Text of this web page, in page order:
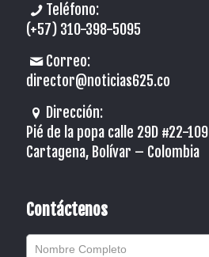
Teléfono:
(+57) 310-398-5095
Correo:
director@noticias625.co
Dirección:
Pié de la popa calle 29D #22-109
Cartagena, Bolívar – Colombia
Contáctenos